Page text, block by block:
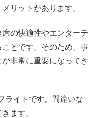
リットがあります。
の快適性やエンターテ
とです。そのため、事
非常に重要になってき
ライトです。間違いな
ます。